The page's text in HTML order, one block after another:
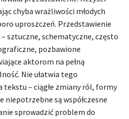
chyba wrażliwości młodych
uproszczeń. Przedstawienie
sztuczne, schematyczne, często
pozbawione
aktorom na pełną
Nie ułatwia tego
– ciągłe zmiany ról, formy
niepotrzebne są współczesne
sprowadzić problem do